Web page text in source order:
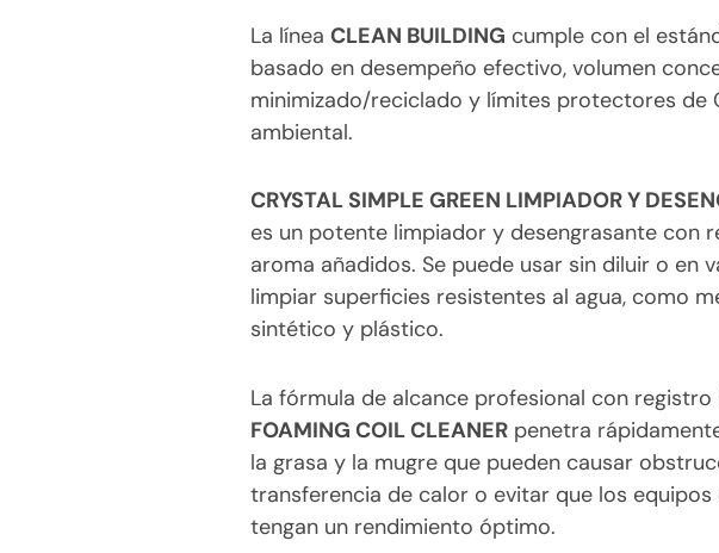
La línea CLEAN BUILDING cumple con el
basado en desempeño efectivo, volumen
minimizado/reciclado y límites protectores de
ambiental.
CRYSTAL SIMPLE GREEN LIMPIADOR Y
es un potente limpiador y desengrasante con
aroma añadidos. Se puede usar sin diluir o en
limpiar superficies resistentes al agua, como
sintético y plástico.
La fórmula de alcance profesional con registro
FOAMING COIL CLEANER penetra
la grasa y la mugre que pueden causar
transferencia de calor o evitar que los
tengan un rendimiento óptimo.